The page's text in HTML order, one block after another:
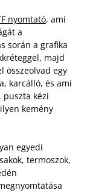
nyomtató, ami
a
során a grafika
majd
összeolvad egy
karcálló, és ami
kézi
kemény
egyedi
termoszok,